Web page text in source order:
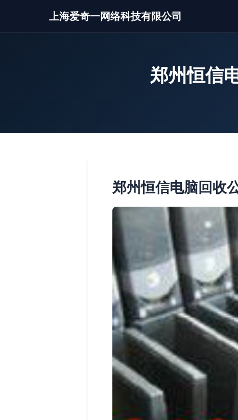
上海爱奇一网络科技有限公司
郑州恒信
郑州恒信电脑回收